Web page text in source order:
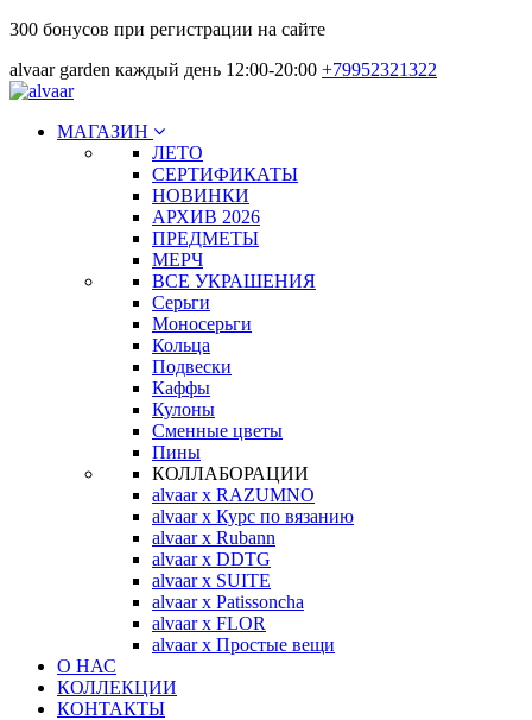
300 бонусов при регистрации на сайте
alvaar garden каждый день 12:00-20:00 +79952321322
МАГАЗИН
ЛЕТО
СЕРТИФИКАТЫ
НОВИНКИ
АРХИВ 2026
ПРЕДМЕТЫ
МЕРЧ
ВСЕ УКРАШЕНИЯ
Серьги
Моносерьги
Кольца
Подвески
Каффы
Кулоны
Сменные цветы
Пины
КОЛЛАБОРАЦИИ
alvaar x RAZUMNO
alvaar x Курс по вязанию
alvaar x Rubann
alvaar x DDTG
alvaar x SUITE
alvaar x Patissoncha
alvaar x FLOR
alvaar x Простые вещи
О НАС
КОЛЛЕКЦИИ
КОНТАКТЫ